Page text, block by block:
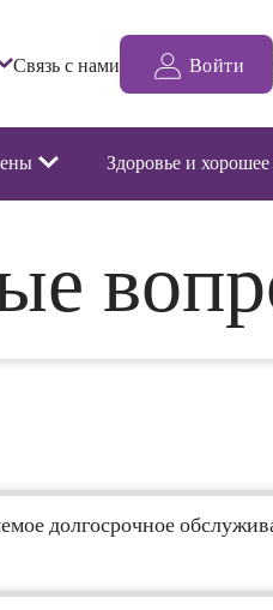
Связь с нами Войти
Здоровье и
долгосрочное